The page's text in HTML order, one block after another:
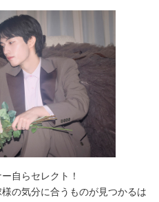
自らセレクト！
の気分に合うものが見つかるは